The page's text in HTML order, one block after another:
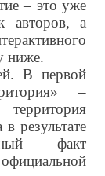
– это уже
авторов, а
ниже.
В первой
–
территория
результате
факт